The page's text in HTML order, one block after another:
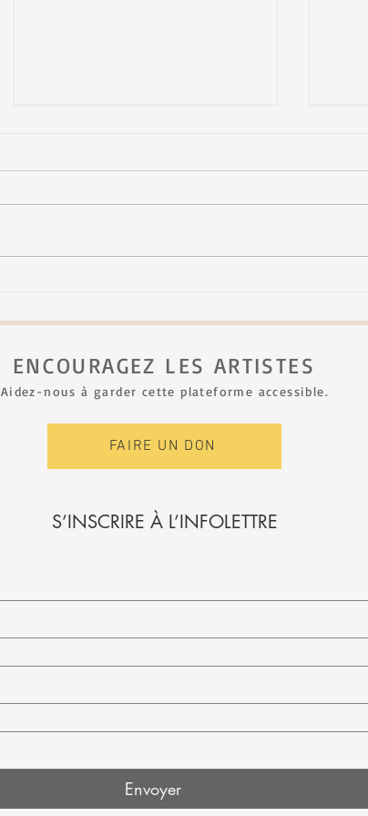
FJNH - seconde édition
ENCOURAGEZ LES ARTISTES
Aidez-nous à garder cette plateforme accessible.
FAIRE UN DON
S’INSCRIRE À L’INFOLETTRE
Envoyer